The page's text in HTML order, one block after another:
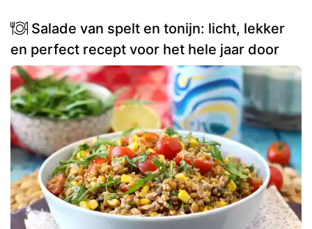
Salade van spelt en tonijn: licht, lekker
en perfect recept voor het hele jaar door